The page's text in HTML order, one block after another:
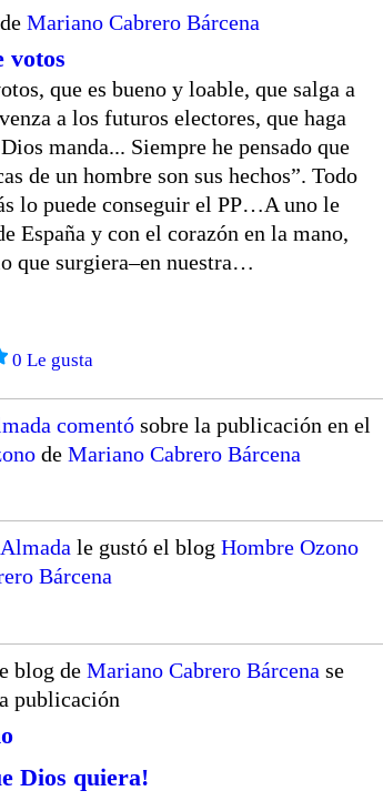
Mariano Cabrero Bárcena
votos
que es bueno y loable, que salga a
a los futuros electores, que haga
manda... Siempre he pensado que
de un hombre son sus hechos”. Todo
lo puede conseguir el PP…A uno le
España y con el corazón en la mano,
que surgiera–en nuestra…
0 Le gusta
comentó sobre la publicación en el
de Mariano Cabrero Bárcena
le gustó el blog Hombre Ozono
Bárcena
blog de Mariano Cabrero Bárcena se
publicación
Dios quiera!